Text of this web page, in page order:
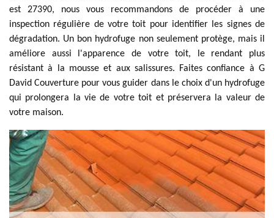
est 27390, nous vous recommandons de procéder à une
inspection régulière de votre toit pour identifier les signes de
dégradation. Un bon hydrofuge non seulement protège, mais il
améliore aussi l'apparence de votre toit, le rendant plus
résistant à la mousse et aux salissures. Faites confiance à G
David Couverture pour vous guider dans le choix d'un hydrofuge
qui prolongera la vie de votre toit et préservera la valeur de
votre maison.